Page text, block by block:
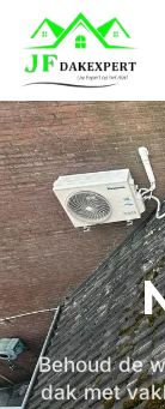
Behoud de
dak met